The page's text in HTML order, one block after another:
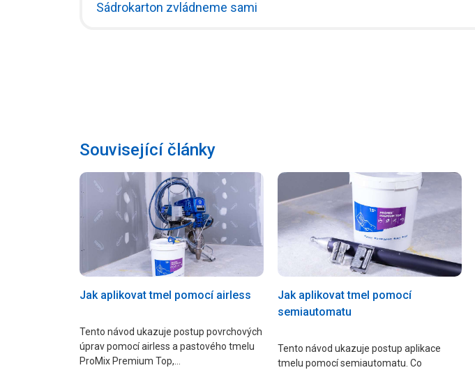
Sádrokarton zvládneme sami
Související články
Jak aplikovat tmel pomocí airless
Tento návod ukazuje postup povrchových
úprav pomocí airless a pastového tmelu
ProMix Premium Top,…
Jak aplikovat tmel pomocí
semiautomatu
Tento návod ukazuje postup aplikace
tmelu pomocí semiautomatu. Co